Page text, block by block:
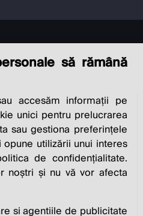
SOCIAL
IS TO
să rămână
accesăm informații pe
unici pentru prelucrarea
sau gestiona preferințele
utilizării unui interes
de confidențialitate.
noștri și nu vă vor afecta
si agentiile de publicitate